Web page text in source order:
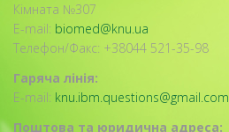
Кімната №307
E-mail: biomed@knu.ua
Телефон/Факс: +38044 521-35-98
Гаряча лінія:
E-mail: knu.ibm.questions@gmail.com
Поштова та юридична адреса: